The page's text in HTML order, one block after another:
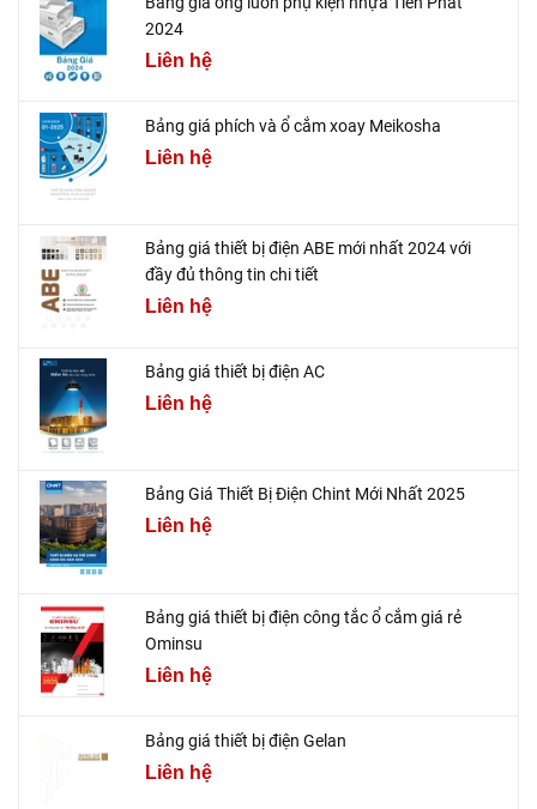
2024
Liên hệ
Bảng giá phích và ổ cắm xoay Meikosha
Liên hệ
Bảng giá thiết bị điện ABE mới nhất 2024 với
đầy đủ thông tin chi tiết
Liên hệ
Bảng giá thiết bị điện AC
Liên hệ
Bảng Giá Thiết Bị Điện Chint Mới Nhất 2025
Liên hệ
Bảng giá thiết bị điện công tắc ổ cắm giá rẻ
Ominsu
Liên hệ
Bảng giá thiết bị điện Gelan
Liên hệ